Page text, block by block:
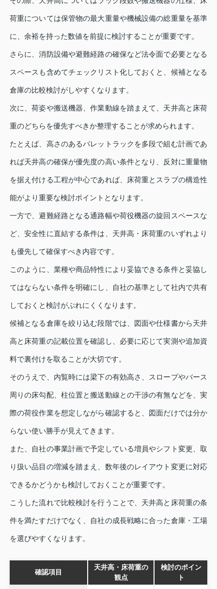
荷重については保管物の最大重量や機械設備の総重量を基準
に、余裕を持った数値を前提に検討することが重要です。
さらに、消防設備や避難経路の確保など法令面で必要となる
スペースも含めてチェックリスト化しておくと、候補となる
倉庫の比較検討がしやすくなります。
次に、荷姿や搬送機器、作業動線を踏まえて、天井高と床荷
重のどちらを優先すべきか整理することが求められます。
たとえば、高さのあるパレットラックを多段で組む計画であ
れば天井高の確保が優先度の高い条件となり、反対に重量物
を据え付ける工程が中心であれば、床荷重とスラブの構造性
能がより重要な検討ポイントとなります。
一方で、避難経路となる通路幅や荷役機器の旋回スペースな
ど、安全性に直結する条件は、天井高・床荷重のいずれより
も優先して確保すべき内容です。
このように、業種や商品特性により妥協できる条件と妥協し
てはならない条件を明確にし、自社の基準として社内で共有
しておくと検討がぶれにくくなります。
候補となる倉庫を絞り込む段階では、図面や仕様書から天井
高と床荷重の記載位置を確認し、必要に応じて実測や追加資
料で裏付けを取ることが大切です。
そのうえで、内覧時には梁下の有効高さ、スロープやバース
周りの床勾配、柱位置と搬送動線との干渉の有無などを、実
際の荷役作業を想定しながら確認すると、図面だけでは分か
らない使い勝手が見えてきます。
また、自社の事業計画で予定している増員やシフト変更、取
り扱い品目の増減を踏まえ、数年後のレイアウト変更に対応
できるかどうかも検討しておくことが重要です。
こうした流れで比較検討を行うことで、天井高と床荷重の条
件を満たすだけでなく、自社の成長戦略に合った倉庫・工場
を選びやすくなります。
確認項目
天井高・床荷重の
観点
検討のポイン
ト